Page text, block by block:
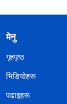
मेनु
गृहपृष्ठ
भिडियोहरू
पढाइहरू